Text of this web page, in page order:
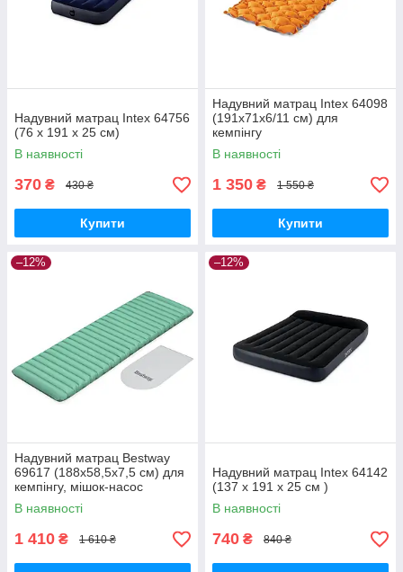
Надувний матрац Intex 64756
(76 x 191 x 25 см)
В наявності
370 ₴ 430 ₴
Купити
Надувний матрац Intex 64098
(191х71х6/11 см) для
кемпінгу
В наявності
1 350 ₴ 1 550 ₴
Купити
–12%
Надувний матрац Bestway
69617 (188х58,5х7,5 см) для
кемпінгу, мішок-насос
В наявності
1 410 ₴ 1 610 ₴
–12%
Надувний матрац Intex 64142
(137 x 191 x 25 см )
В наявності
740 ₴ 840 ₴